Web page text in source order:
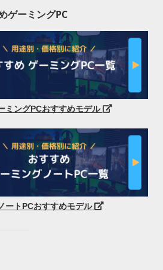
ゲーミングPC
ミングPCおすすめモデル
ートPCおすすめモデル